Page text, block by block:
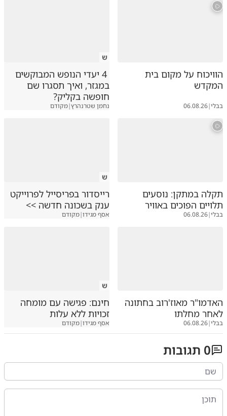
הוויכוח על מקום בית
המקדש
בבלי|
06.08.26
ש
4 יעדי הנופש המבוקשים
במגזר, ואיך תסגרו שם
חופשה בקליק?
נחמן שטרנהרץ|מקודם
תקלה במתקן: נוסעים
תלויים הפוכים באוויר
בבלי|
06.08.26
ש
רייסדור בפריסייל לפרוייקט
ענק בשכונה חדשה >>
אסף מגידו|מקודם
האדמו"ר מאוז'רוב בחתונה
לאחר מחלתו
בבלי|
06.08.26
ש
חינם: פגישה עם מומחה
זכויות ללא עלות
אסף מגידו|מקודם
0 תגובות